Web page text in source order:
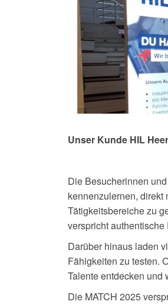
Unser Kunde HIL
Die Besucherinnen
kennenzulernen,
Tätigkeitsbereiche zu
verspricht
Darüber hinaus laden
Fähigkeiten zu testen.
Talente entdecken und
Die MATCH 2025